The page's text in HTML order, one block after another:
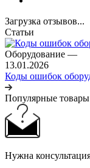
Загрузка отзывов...
Статьи
Оборудование —
13.01.2026
Коды ошибок
Популярные товары
Нужна